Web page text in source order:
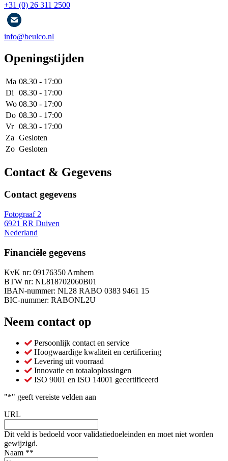
+31 (0) 26 311 2500
info@beulco.nl
Openingstijden
Ma 08.30 - 17:00
Di
08.30 - 17:00
Wo 08.30 - 17:00
Do 08.30 - 17:00
Vr 08.30 - 17:00
Za Gesloten
Zo Gesloten
Contact & Gegevens
Contact gegevens
Fotograaf 2
6921 RR Duiven
Nederland
Financiële gegevens
KvK nr: 09176350 Arnhem
BTW nr: NL818702060B01
IBAN-nummer: NL28 RABO 0383 9461 15
BIC-nummer: RABONL2U
Neem contact op
Persoonlijk contact en service
Hoogwaardige kwaliteit en certificering
Levering uit voorraad
Innovatie en totaaloplossingen
ISO 9001 en ISO 14001 gecertificeerd
"*" geeft vereiste velden aan
URL
Dit veld is bedoeld voor validatiedoeleinden en moet niet worden
gewijzigd.
Naam **